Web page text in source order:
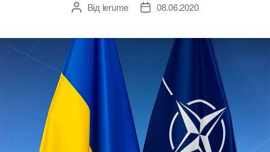
Автор
Від lerume
Дата08.06.2020